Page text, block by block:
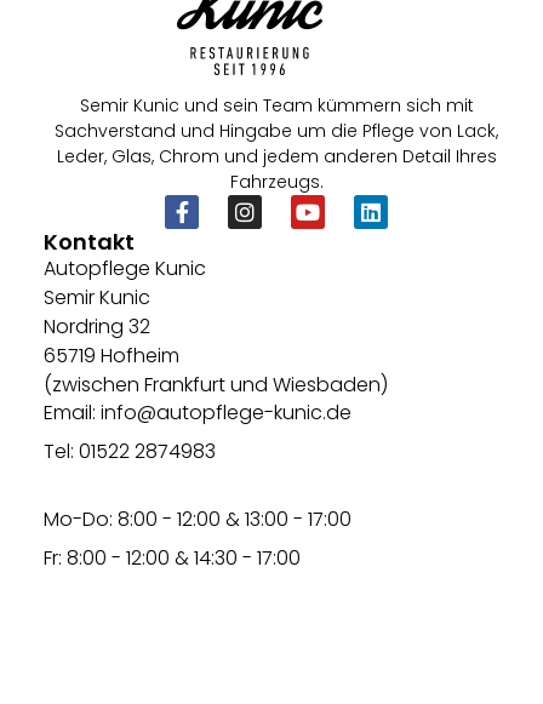
Semir Kunic und sein Team kümmern sich mit
Sachverstand und Hingabe um die Pflege von Lack,
Leder, Glas, Chrom und jedem anderen Detail Ihres
Fahrzeugs.
Kontakt
Autopflege Kunic
Semir Kunic
Nordring 32
65719 Hofheim
(zwischen Frankfurt und Wiesbaden)
Email: info@autopflege-kunic.de
Tel: 01522 2874983
Mo-Do: 8:00 - 12:00 & 13:00 - 17:00
Fr: 8:00 - 12:00 & 14:30 - 17:00